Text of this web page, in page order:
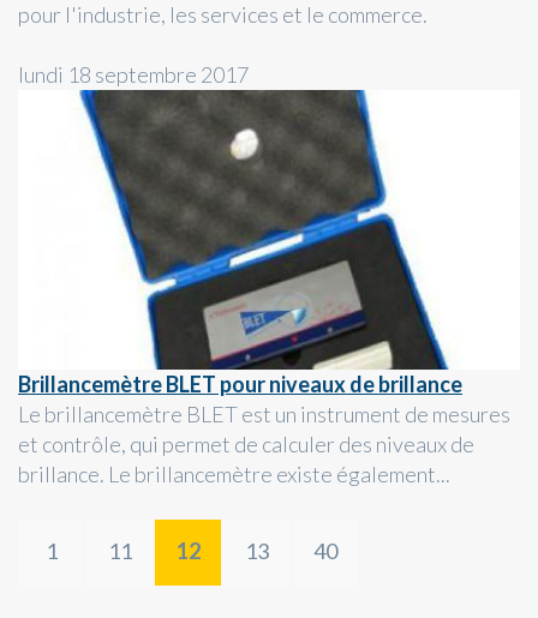
pour l'industrie, les services et le commerce.
lundi 18 septembre 2017
Brillancemètre BLET pour niveaux de brillance
Le brillancemètre BLET est un instrument de mesures
et contrôle, qui permet de calculer des niveaux de
brillance. Le brillancemètre existe également...
1 11 12 13 40